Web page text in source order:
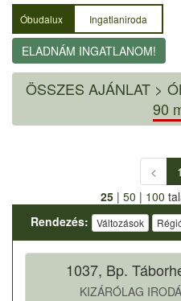
Óbudalux Ingatlaniroda
ELADNÁM INGATLANOM!
ÖSSZES AJÁNLAT >
90
< 1
25| 50 | 100
Rendezés:
Változások
1037, Bp.
KIZÁRÓLAG